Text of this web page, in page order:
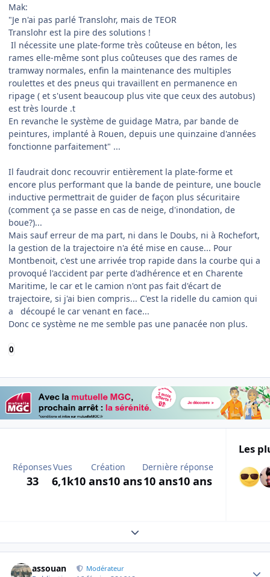
Mak:
"Je n'ai pas parlé Translohr, mais de TEOR
Translohr est la pire des solutions !
Il nécessite une plate-forme très coûteuse en béton, les
rames elle-même sont plus coûteuses que des rames de
tramway normales, enfin la maintenance des multiples
roulettes et des pneus qui travaillent en permanence en
ripage ( et s'usent beaucoup plus vite que ceux des autobus)
est très lourde .t
En revanche le système de guidage Matra, par bande de
peintures, implanté à Rouen, depuis une quinzaine d'années
fonctionne parfaitement" ...
Il faudrait donc recouvrir entièrement la plate-forme et
encore plus performant que la bande de peinture, une boucle
inductive permettrait de guider de façon plus sécuritaire
(comment ça se passe en cas de neige, d'inondation, de
boue?)...
Mais sauf erreur de ma part, ni dans le Doubs, ni à Rochefort,
la gestion de la trajectoire n'a été mise en cause... Pour
Montbenoit, c'est une arrivée trop rapide dans la courbe qui a
provoqué l'accident par perte d'adhérence et en Charente
Maritime, le car et le camion n'ont pas fait d'écart de
trajectoire, si j'ai bien compris... C'est la ridelle du camion qui
a découpé le car venant en face...
Donc ce système ne me semble pas une panacée non plus.
0
Réponses
33
Vues
6,1k
Création
10 ans10 ans
Dernière réponse
10 ans10 ans
Les
Expand topic overview
assouan Modérateur